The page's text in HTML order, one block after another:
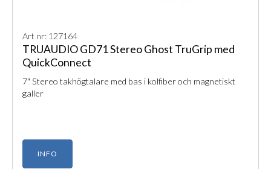
Art nr: 127164
TRUAUDIO GD71 Stereo Ghost TruGrip med
QuickConnect
7" Stereo takhögtalare med bas i kolfiber och magnetiskt
galler
INFO